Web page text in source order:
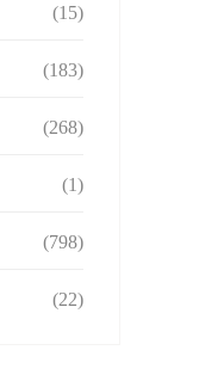
(15)
(183)
(268)
(1)
(798)
(22)